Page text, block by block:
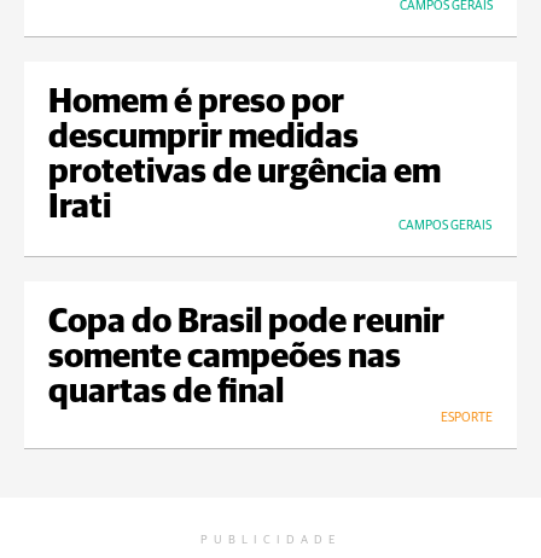
CAMPOS GERAIS
Homem é preso por
descumprir medidas
protetivas de urgência em
Irati
CAMPOS GERAIS
Copa do Brasil pode reunir
somente campeões nas
quartas de final
ESPORTE
PUBLICIDADE